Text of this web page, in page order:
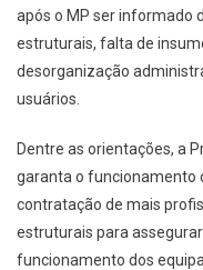
após o MP ser informado
estruturais, falta de
desorganização
usuários.
Dentre as orientações, a
garanta o funcionamento
contratação de mais
estruturais para
funcionamento dos